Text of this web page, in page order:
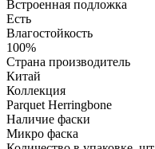
Встроенная подложка
Есть
Влагостойкость
100%
Страна производитель
Китай
Коллекция
Parquet Herringbone
Наличие фаски
Микро фаска